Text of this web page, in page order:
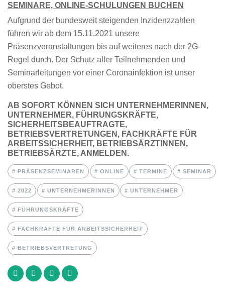
SEMINARE, ONLINE-SCHULUNGEN BUCHEN
Aufgrund der bundesweit steigenden Inzidenzzahlen
führen wir ab dem 15.11.2021 unsere
Präsenzveranstaltungen bis auf weiteres nach der 2G-
Regel durch. Der Schutz aller Teilnehmenden und
Seminarleitungen vor einer Coronainfektion ist unser
oberstes Gebot.
AB SOFORT KÖNNEN SICH UNTERNEHMERINNEN,
UNTERNEHMER, FÜHRUNGSKRÄFTE,
SICHERHEITSBEAUFTRAGTE,
BETRIEBSVERTRETUNGEN, FACHKRÄFTE FÜR
ARBEITSSICHERHEIT, BETRIEBSÄRZTINNEN,
BETRIEBSÄRZTE, ANMELDEN.
PRÄSENZSEMINAREN ONLINE TERMINE SEMINAR
2022 UNTERNEHMERINNEN UNTERNEHMER
FÜHRUNGSKRÄFTE
FACHKRÄFTE FÜR ARBEITSSICHERHEIT
BETRIEBSVERTRETUNG